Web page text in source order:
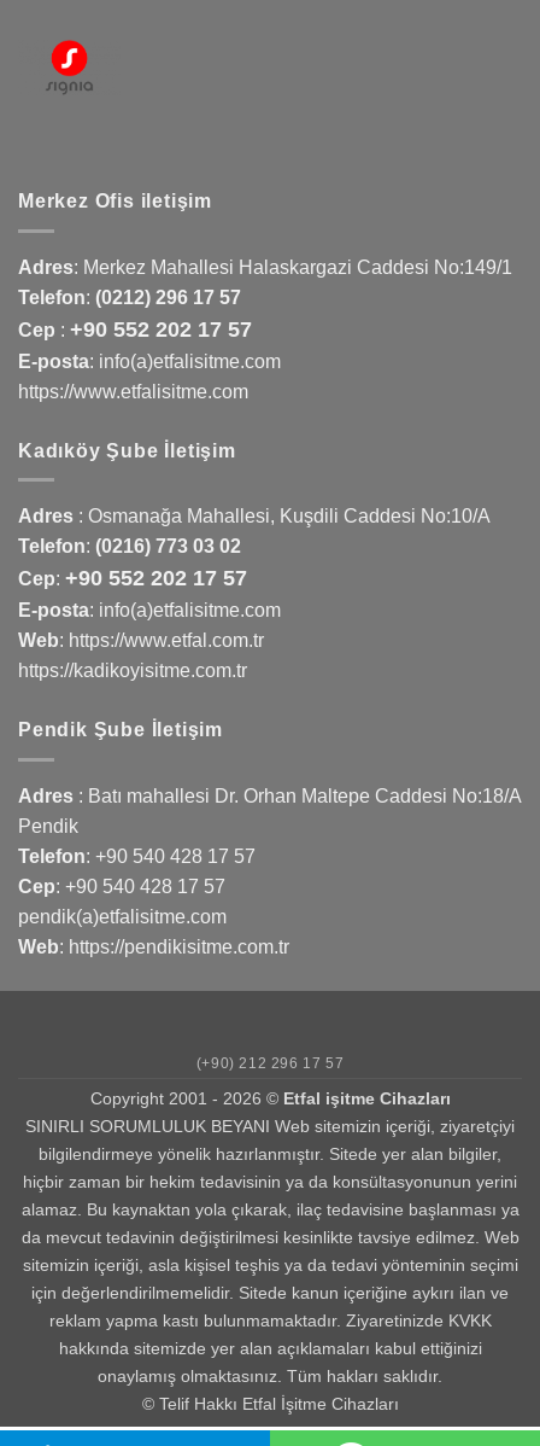
Merkez Ofis iletişim
Adres: Merkez Mahallesi Halaskargazi Caddesi No:149/1
Telefon: (0212) 296 17 57
Cep : +90 552 202 17 57
E-posta: info(a)etfalisitme.com
https://www.etfalisitme.com
Kadıköy Şube İletişim
Adres : Osmanağa Mahallesi, Kuşdili Caddesi No:10/A
Telefon: (0216) 773 03 02
Cep: +90 552 202 17 57
E-posta: info(a)etfalisitme.com
Web: https://www.etfal.com.tr
https://kadikoyisitme.com.tr
Pendik Şube İletişim
Adres : Batı mahallesi Dr. Orhan Maltepe Caddesi No:18/A
Pendik
Telefon: +90 540 428 17 57
Cep: +90 540 428 17 57
pendik(a)etfalisitme.com
Web: https://pendikisitme.com.tr
(+90) 212 296 17 57
Copyright 2001 - 2026 © Etfal işitme Cihazları
SINIRLI SORUMLULUK BEYANI Web sitemizin içeriği, ziyaretçiyi
bilgilendirmeye yönelik hazırlanmıştır. Sitede yer alan bilgiler,
hiçbir zaman bir hekim tedavisinin ya da konsültasyonunun yerini
alamaz. Bu kaynaktan yola çıkarak, ilaç tedavisine başlanması ya
da mevcut tedavinin değiştirilmesi kesinlikte tavsiye edilmez. Web
sitemizin içeriği, asla kişisel teşhis ya da tedavi yönteminin seçimi
için değerlendirilmemelidir. Sitede kanun içeriğine aykırı ilan ve
reklam yapma kastı bulunmamaktadır. Ziyaretinizde KVKK
hakkında sitemizde yer alan açıklamaları kabul ettiğinizi
onaylamış olmaktasınız. Tüm hakları saklıdır.
© Telif Hakkı Etfal İşitme Cihazları